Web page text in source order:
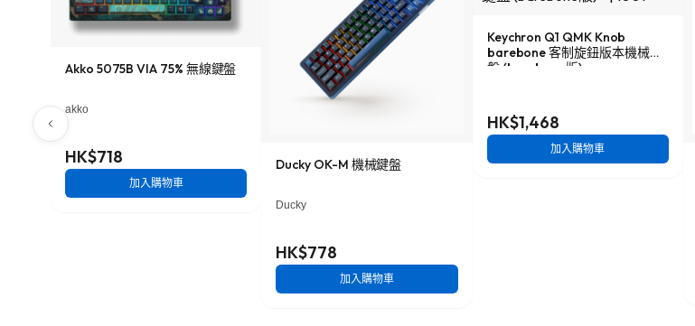
Akko 5075B VIA 75% 無線鍵盤
akko
HK$718
加入購物車
Ducky OK-M 機械鍵盤
Ducky
HK$778
加入購物車
Keychron Q1 QMK Knob
barebone 客制旋鈕版本機械鍵
盤 (barebone版)
HK$1,468
加入購物車